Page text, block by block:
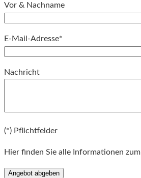
Vor & Nachname
E-Mail-Adresse*
Nachricht
(*) Pflichtfelder
Hier finden Sie alle Informationen zum